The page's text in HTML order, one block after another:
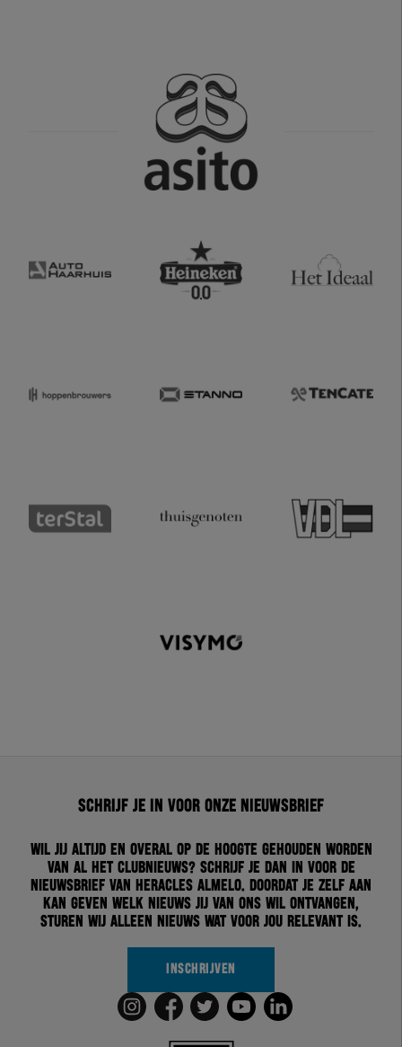
Schrijf je in voor onze nieuwsbrief
Wil jij altijd en overal op de hoogte gehouden worden
van al het clubnieuws? Schrijf je dan in voor de
nieuwsbrief van Heracles Almelo. Doordat je zelf aan
kan geven welk nieuws jij van ons wil ontvangen,
sturen wij alleen nieuws wat voor jou relevant is.
INSCHRIJVEN